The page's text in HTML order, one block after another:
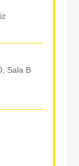
Sala B